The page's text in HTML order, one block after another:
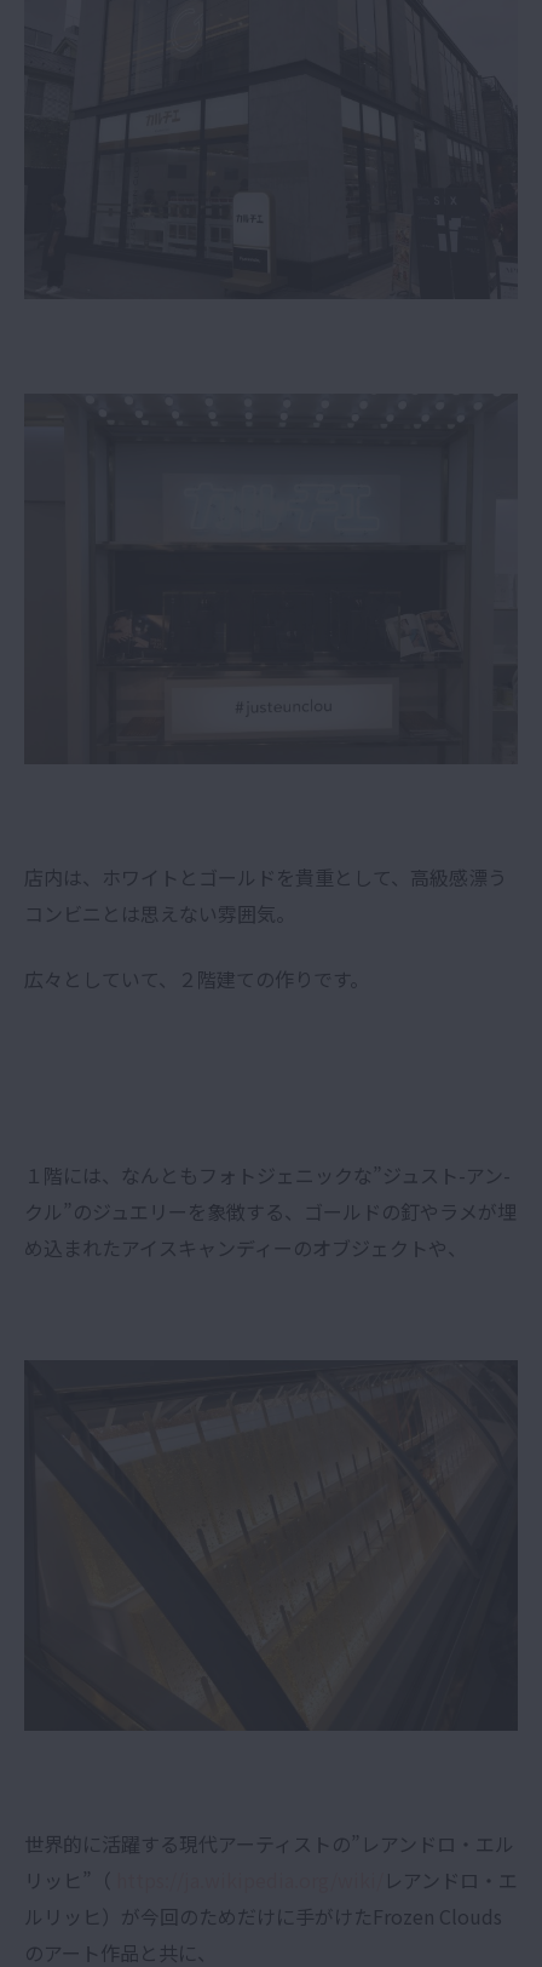
店内は、ホワイトとゴールドを貴重として、高級感漂う
コンビニとは思えない雰囲気。
広々としていて、２階建ての作りです。
１階には、なんともフォトジェニックな”ジュスト-アン-
クル”のジュエリーを象徴する、ゴールドの釘やラメが埋
め込まれたアイスキャンディーのオブジェクトや、
世界的に活躍する現代アーティストの”レアンドロ・エル
リッヒ”（
レアンドロ・エ
ルリッヒ）が今回のためだけに手がけたFrozen Clouds
のアート作品と共に、